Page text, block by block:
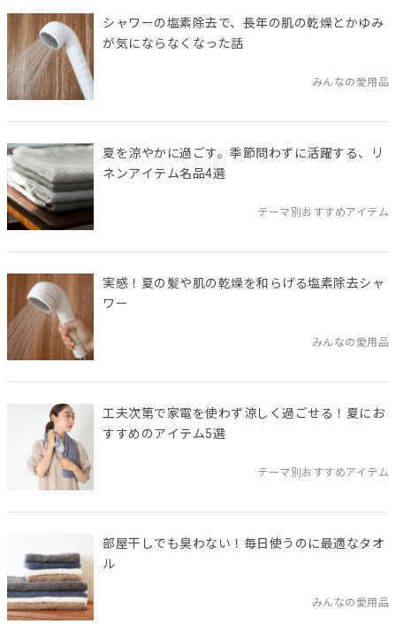
シャワーの塩素除去で、長年の肌の乾燥とかゆみ
が気にならなくなった話
みんなの愛用品
夏を涼やかに過ごす。季節問わずに活躍する、リ
ネンアイテム名品4選
テーマ別おすすめアイテム
実感！夏の髪や肌の乾燥を和らげる塩素除去シャ
ワー
みんなの愛用品
工夫次第で家電を使わず涼しく過ごせる！夏にお
すすめのアイテム5選
テーマ別おすすめアイテム
部屋干しでも臭わない！毎日使うのに最適なタオ
ル
みんなの愛用品